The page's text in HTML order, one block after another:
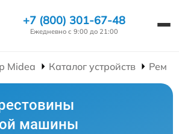
+7 (800) 301-67-48
Ежедневно с 9:00 до 21:00
Midea Каталог устройств
машины